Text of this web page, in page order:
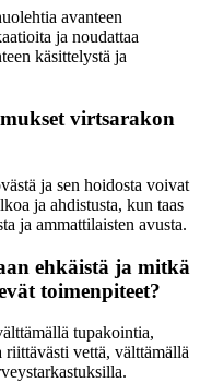
avanteen
ja noudattaa
käsittelystä ja
virtsarakon
ja sen hoidosta voivat
ja ahdistusta, kun taas
ja ammattilaisten avusta.
ehkäistä ja mitkä
toimenpiteet?
tupakointia,
vettä, välttämällä